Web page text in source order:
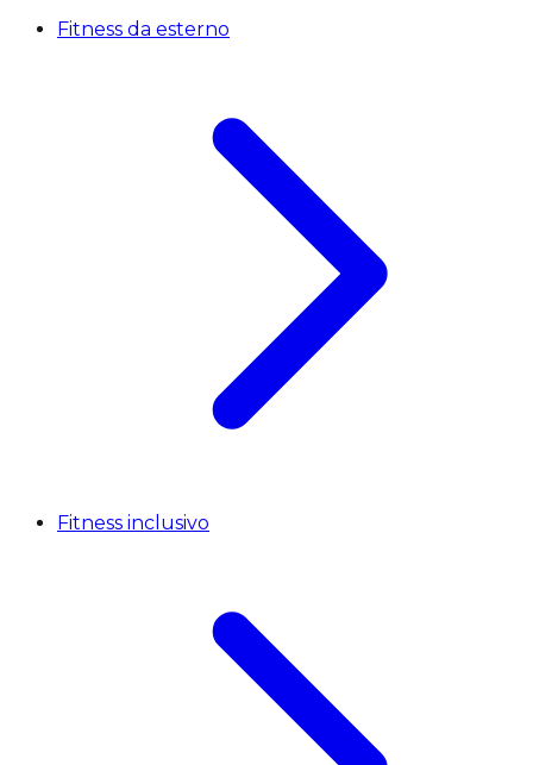
Fitness da esterno
Fitness inclusivo